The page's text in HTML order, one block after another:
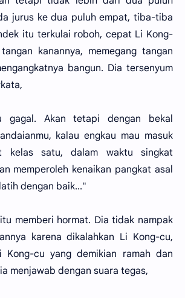
jurus ke dua puluh empat, tiba-tiba
itu terkulai roboh, cepat Li Kong-
kanannya, memegang tangan
bangun. Dia tersenyum
gagal. Akan tetapi dengan bekal
kalau engkau mau masuk
kelas satu, dalam waktu singkat
memperoleh kenaikan pangkat asal
dengan baik..."
memberi hormat. Dia tidak nampak
karena dikalahkan Li Kong-cu,
Kong-cu yang demikian ramah dan
menjawab dengan suara tegas,